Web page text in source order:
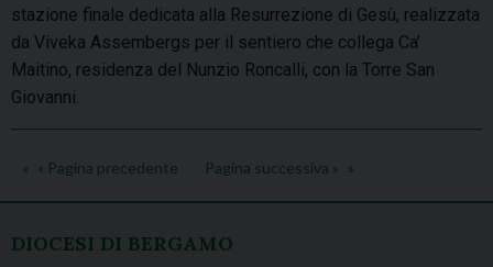
stazione finale dedicata alla Resurrezione di Gesù, realizzata
da Viveka Assembergs per il sentiero che collega Ca’
Maitino, residenza del Nunzio Roncalli, con la Torre San
Giovanni.
« Pagina precedente Pagina successiva »
DIOCESI DI BERGAMO